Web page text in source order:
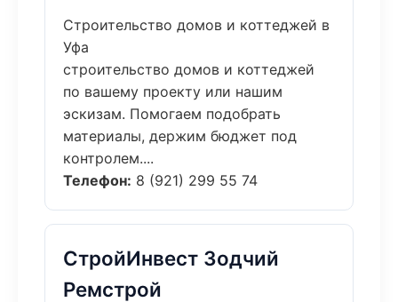
Строительство домов и коттеджей в
Уфа
строительство домов и коттеджей
по вашему проекту или нашим
эскизам. Помогаем подобрать
материалы, держим бюджет под
контролем....
Телефон: 8 (921) 299 55 74
СтройИнвест Зодчий
Ремстрой